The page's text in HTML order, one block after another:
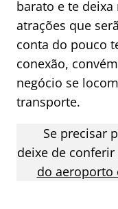
barato e te
atrações que
conta do pouco
conexão,
negócio se
transporte.
Se precisar
deixe de
do aeroporto